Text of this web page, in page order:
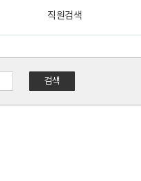
직원검색
검색